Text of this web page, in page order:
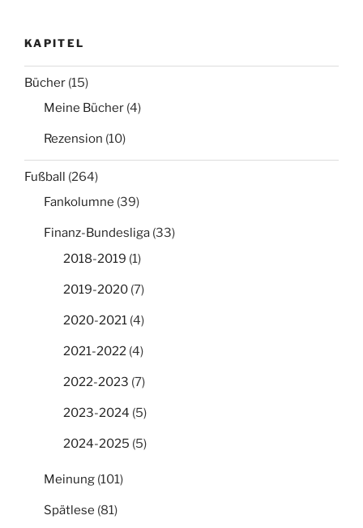
KAPITEL
Bücher (15)
Meine Bücher (4)
Rezension (10)
Fußball (264)
Fankolumne (39)
Finanz-Bundesliga (33)
2018-2019 (1)
2019-2020 (7)
2020-2021 (4)
2021-2022 (4)
2022-2023 (7)
2023-2024 (5)
2024-2025 (5)
Meinung (101)
Spätlese (81)